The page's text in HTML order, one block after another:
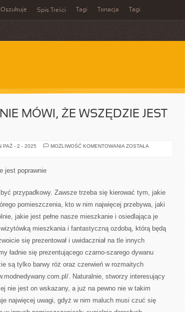
Oszukuje Spis Treści Tagi Tonacja Tagi
MÓWI, ŻE WSZĘDZIE JEST
PAŹ - 2 - 2025 MOŻLIWOŚĆ KOMENTOWANIA STARE
ZOSTAŁA
jest poprawnie
przypadkowy. Zawsze trzeba się kierować tym, jakie
pomieszczenia, kto w nim najwięcej przebywa, jaki
jakie jest pełne nasze mieszkanie i osiedlająca je
mieszkania i fantastyczną ozdobą, którą będą
się prezentował i uwidaczniał na tle innych
ładnie się prezentującego czarno-szarego dywanu
są tylko barwy róż oraz czerwień w rozmaitych
. Naturalnie, stworzy interesujący
nie jest on wskazany, a już na pewno nie w takim
najwięcej uwagi, gdyż w nim maluch musi czuć się